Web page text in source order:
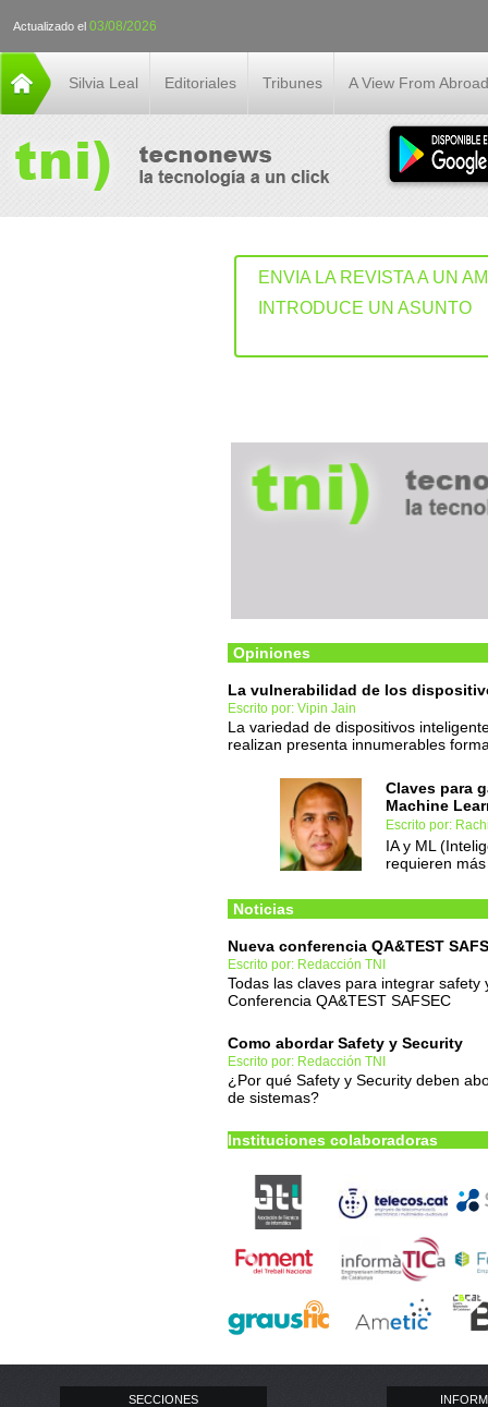
Actualizado el 03/08/2026
Silvia Leal Editoriales Tribunes A View From Abroad
ENVIA LA REVISTA A UN
INTRODUCE UN ASUNTO
Opiniones
La vulnerabilidad de los
Escrito por: Vipin Jain
La variedad de dispositivos
realizan presenta innumerables
Claves para
Machine
Escrito por:
IA y ML
requieren
Noticias
Nueva conferencia QA&TEST
Escrito por: Redacción TNI
Todas las claves para integrar
Conferencia QA&TEST SAFSEC
Como abordar Safety y Security
Escrito por: Redacción TNI
¿Por qué Safety y Security deben
de sistemas?
Instituciones colaboradoras
SECCIONES